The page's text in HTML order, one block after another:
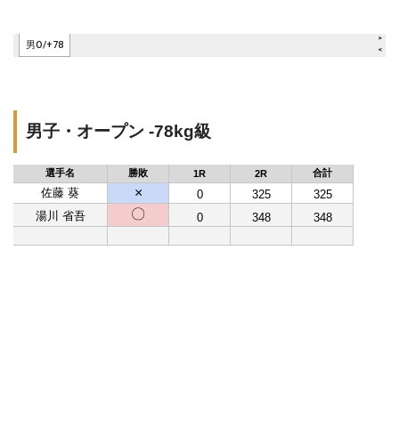
男子・オープン -78kg級